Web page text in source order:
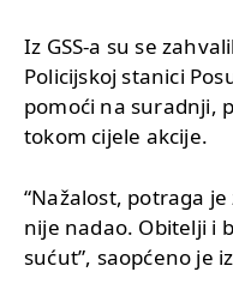
Iz GSS-a su se
Policijskoj stanici
pomoći na suradnji,
tokom cijele akcije.
“Nažalost, potraga
nije nadao. Obitelji i
sućut”, saopćeno je